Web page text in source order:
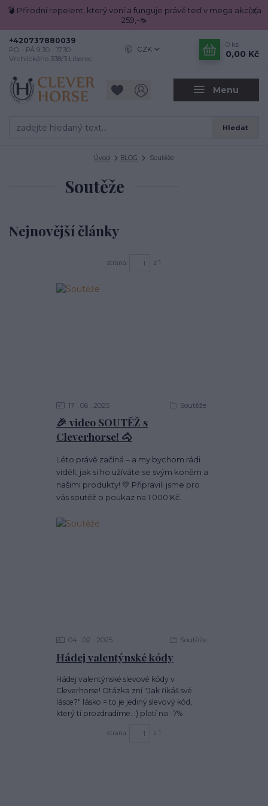
💣 Přírodní repelent, který voní a funguje právě teď v mega akci za
259,-🦟
Menu
CZK
Hledat
+420737880039
PO - PÁ 9.30 - 17.30
Vrchlického 338/3 Liberec
0 ks
0,00 Kč
Úvod BLOG Soutěže
Soutěže
Nejnovější články
strana z 1
🎉 video SOUTĚŽ s
Cleverhorse! 🐴
17 06 2025 Soutěže
Léto právě začíná – a my bychom rádi
viděli, jak si ho užíváte se svým koněm a
našimi produkty! 💛 Připravili jsme pro
vás soutěž o poukaz na 1 000 Kč.
Hádej valentýnské kódy
04 02 2025 Soutěže
Hádej valentýnské slevové kódy v
Cleverhorse! Otázka zní "Jak říkáš své
lásce?" lásko = to je jediný slevový kód,
který ti prozdradíme. :) platí na -7%
strana z 1